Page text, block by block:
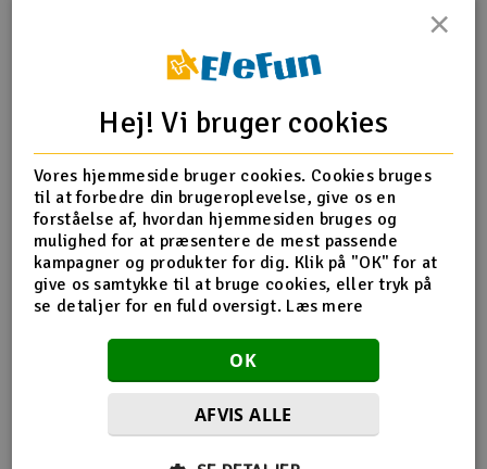
Scooter & elkøretøj
Slot racing
Smarthjem, leg og hobby
Solenergi
Værktøj, udstyr og tilbehør
Tip din ven Anmeldelser
Produkt information
H60111 Landing Skid
Flere detaljer
forbundet med
Reservedeler Align T-Rex 600
H60038T Landing Skid til 600E
×
Hej! Vi bruger cookies
Vores hjemmeside bruger cookies. Cookies bruges
til at forbedre din brugeroplevelse, give os en
forståelse af, hvordan hjemmesiden bruges og
mulighed for at præsentere de mest passende
kampagner og produkter for dig. Klik på "OK" for at
give os samtykke til at bruge cookies, eller tryk på
se detaljer for en fuld oversigt. Læs mere
OK
AFVIS ALLE